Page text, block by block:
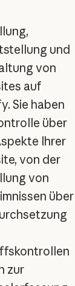
und
von
auf
Sie haben
über
Ihrer
von der
von
über
zur